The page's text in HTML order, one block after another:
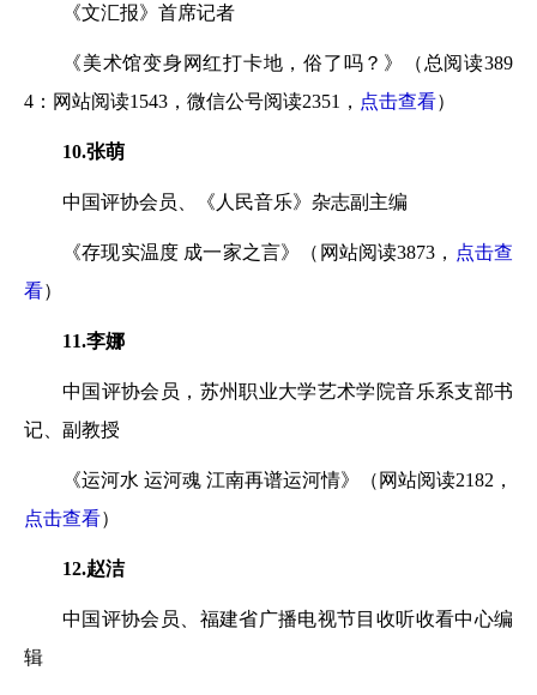
《文汇报》首席记者
《美术馆变身网红打卡地，俗了吗？》（总阅读389
4：网站阅读1543，微信公号阅读2351， 点击查看）
10.张萌
中国评协会员、《人民音乐》杂志副主编
《存现实温度 成一家之言》（网站阅读3873， 点击查
看）
11.李娜
中国评协会员，苏州职业大学艺术学院音乐系支部书
记、副教授
《运河水 运河魂 江南再谱运河情》（网站阅读2182，
点击查看）
12.赵洁
中国评协会员、福建省广播电视节目收听收看中心编
辑